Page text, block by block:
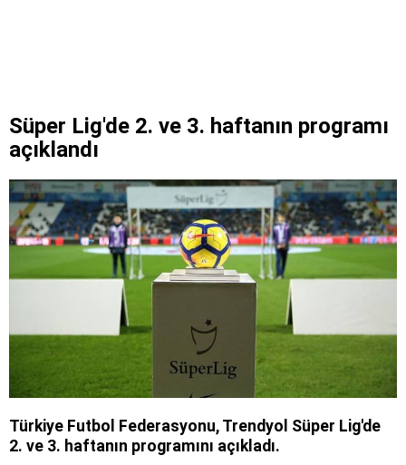
Süper Lig'de 2. ve 3. haftanın programı
açıklandı
Türkiye Futbol Federasyonu, Trendyol Süper Lig'de
2. ve 3. haftanın programını açıkladı.